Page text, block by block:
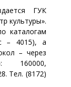
ГУК
культуры».
каталогам
– 4015), а
– через
160000,
Тел. (8172)